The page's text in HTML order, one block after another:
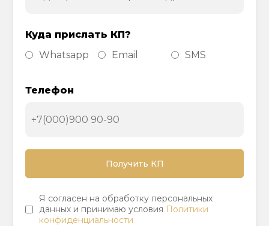
Куда прислать КП?
Whatsapp
Email SMS
Телефон
Я согласен на обработку персональных
данных и принимаю условия Политики
конфиденциальности